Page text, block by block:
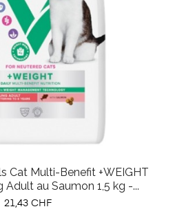
Cat Multi-Benefit +WEIGHT
Adult au Saumon 1,5 kg -...
Prix
21,43 CHF